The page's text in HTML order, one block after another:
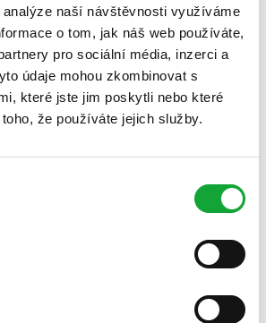
naší návštěvnosti využíváme
o tom, jak náš web používáte,
pro sociální média, inzerci a
údaje mohou zkombinovat s
které jste jim poskytli nebo které
že používáte jejich služby.